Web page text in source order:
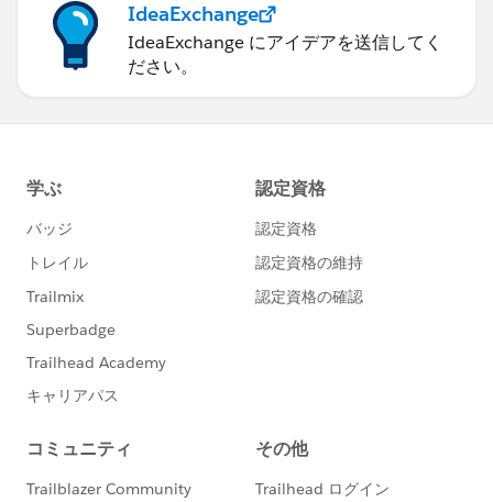
IdeaExchange
IdeaExchange にアイデアを送信してく
ださい。